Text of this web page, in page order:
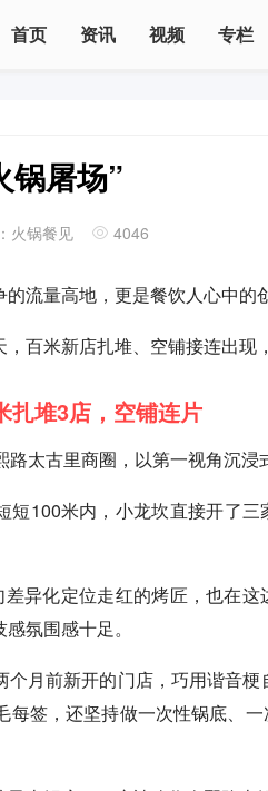
首页 资讯 视频 专栏
锅屠场”
火锅餐见 4046
流量高地，更是餐饮人心中的
百米新店扎堆、空铺接连出现
扎堆3店，空铺连片
太古里商圈，以第一视角沉浸
短100米内，小龙坎直接开了
差异化定位走红的烤匠，也在
氛围感十足。
月前新开的门店，巧用谐音
每签，还坚持做一次性锅底、